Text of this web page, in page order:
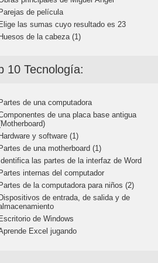
de película
las sumas cuyo resultado es 23
de la cabeza (1)
10 Tecnología:
de una computadora
de una placa base antigua
y software (1)
de una motherboard (1)
las partes de la interfaz de Word
internas del computador
de la computadora para niños (2)
de entrada, de salida y de
de Windows
Excel jugando